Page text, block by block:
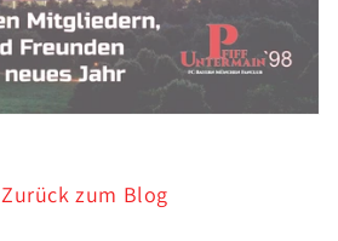
Zurück zum Blog